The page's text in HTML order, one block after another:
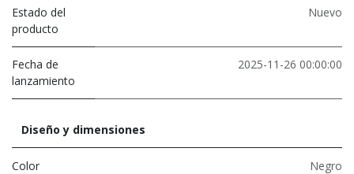
Estado del
producto
Nuevo
Fecha de
lanzamiento
2025-11-26 00:00:00
Diseño y dimensiones
Color Negro